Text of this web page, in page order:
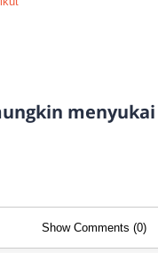
Show Comments (0)